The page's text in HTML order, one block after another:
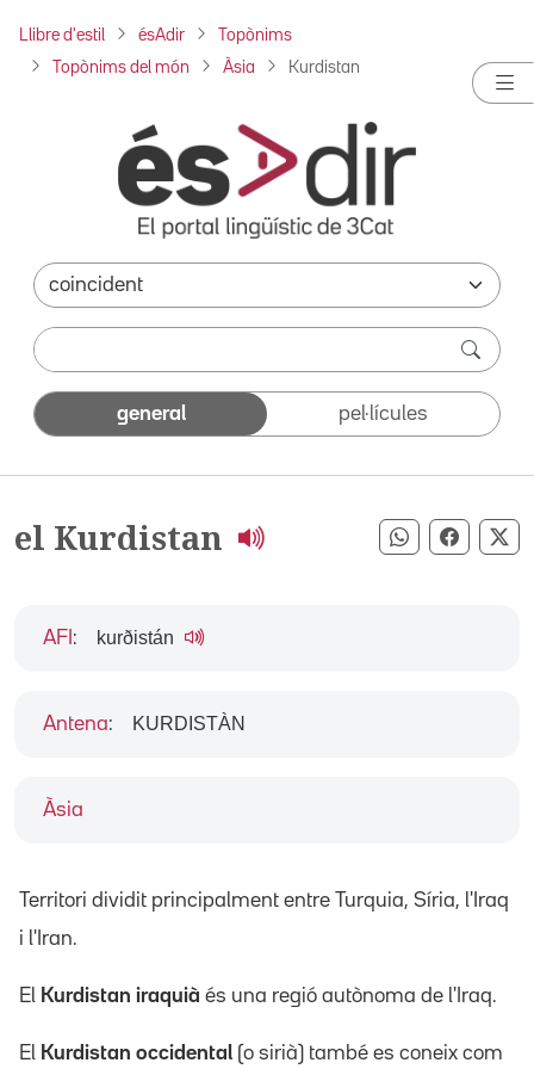
Llibre d'estil ésAdir Topònims
Topònims del món Àsia Kurdistan
general pel·lícules
el Kurdistan Compartir
Àsia
AFI : kurðistán
Antena: KURDISTÀN
Territori dividit principalment entre Turquia, Síria, l'Iraq
i l'Iran.
El Kurdistan iraquià és una regió autònoma de l'Iraq.
El Kurdistan occidental (o sirià) també es coneix com